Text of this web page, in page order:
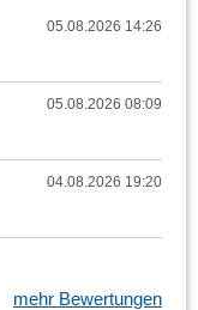
05.08.2026 14:26
05.08.2026 08:09
04.08.2026 19:20
mehr Bewertungen